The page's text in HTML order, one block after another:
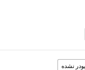
پودر نشده